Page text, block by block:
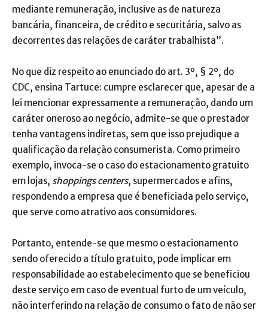
mediante remuneração, inclusive as de natureza
bancária, financeira, de crédito e securitária, salvo as
decorrentes das relações de caráter trabalhista”.
No que diz respeito ao enunciado do art. 3º, § 2º, do
CDC, ensina Tartuce: cumpre esclarecer que, apesar de a
lei mencionar expressamente a remuneração, dando um
caráter oneroso ao negócio, admite-se que o prestador
tenha vantagens indiretas, sem que isso prejudique a
qualificação da relação consumerista. Como primeiro
exemplo, invoca-se o caso do estacionamento gratuito
em lojas, shoppings centers, supermercados e afins,
respondendo a empresa que é beneficiada pelo serviço,
que serve como atrativo aos consumidores.
Portanto, entende-se que mesmo o estacionamento
sendo oferecido a título gratuito, pode implicar em
responsabilidade ao estabelecimento que se beneficiou
deste serviço em caso de eventual furto de um veículo,
não interferindo na relação de consumo o fato de não ser